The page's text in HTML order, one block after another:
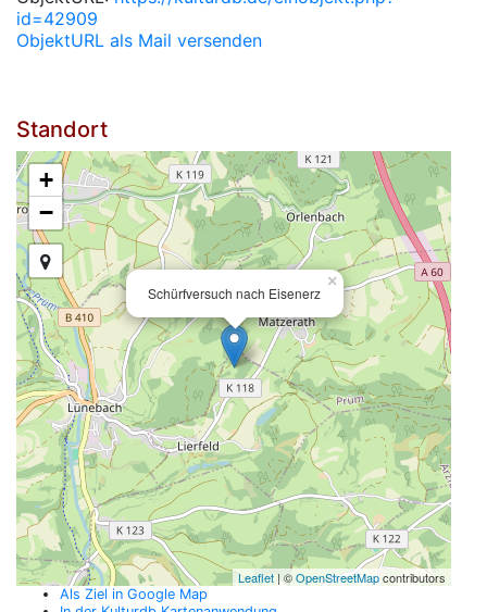
id=42909
ObjektURL als Mail versenden
Standort
Schürfversuch nach Eisenerz
×
+
−
Leaflet | ©OpenStreetMapcontributors
Als Ziel in Google Map